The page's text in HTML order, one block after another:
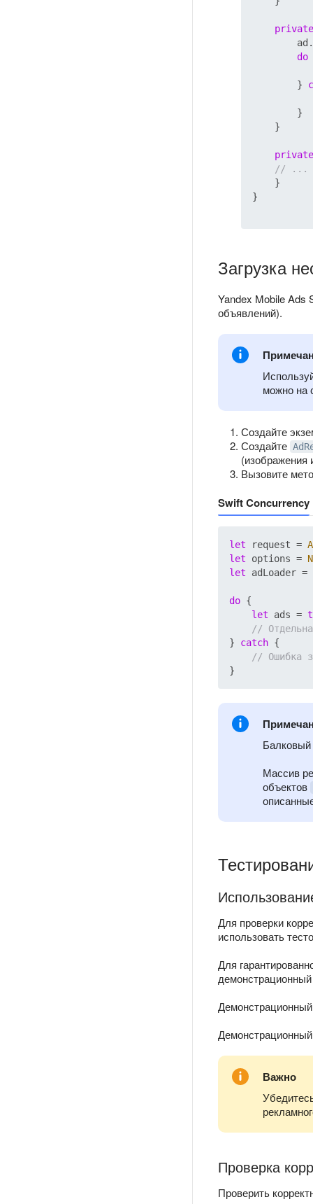
private
do
        }
        }
    }
private
// ...
    }
}
Загрузка
Yandex Mobile Ads
объявлений).
можно на
Создайте
Создайте
(изображения
Вызовите
Swift Concurrency
let request =
let options =
let adLoader =
do {
let ads =
//
} catch {
// Ошибка
Балковый
Массив
объектов
Для проверки
использовать
Для
Важно
Проверка
Проверить